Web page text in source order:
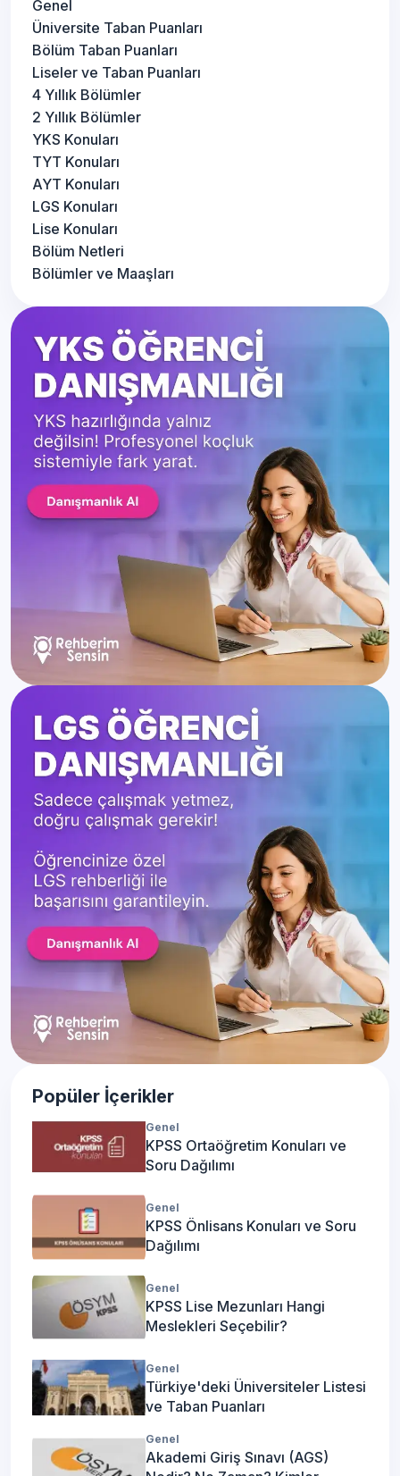
Çim Alan Tesisi ve Yönetimi (2
Yıllık)
Çini Sanatı ve Tasarımı (2 Yıllık)
Çocuk Gelişimi (2 Yıllık)
Çocuk Koruma ve Bakım
Çok Boyutlu Modelleme ve
Animasyon (2 Yıllık)
Deniz Brokerliği (2 Yıllık)
Deniz Ulaştırma ve İşletme (2
Yıllık)
Detaya Git
Deniz ve Liman İşletmeciliği (2
Detaya Git
Deri Teknolojisi (2 Yıllık) Detaya Git
Dezenfeksiyon, Sterilizasyon
Dış Ticaret (2 Yıllık) Detaya Git
Dijital Fabrika Teknolojileri (2
Yıllık)
Diş Protez Teknolojisi (2 Yıllık) Detaya Git
Detaya Git
Doğal Yapı Taşları Teknolojisi
(2 Yıllık)
Detaya Git
Doğalgaz ve Tesisatı
Döküm (2 Yıllık)
Eczane Hizmetleri (2 Yıllık)
Elektrik (2 Yıllık)
Elektrik Enerjisi Üretim, İletim ve
Dağıtımı (2 Yıllık)
Elektrikli Cihaz Teknolojisi (2
Elektronik Haberleşme
Teknolojisi (2 Yıllık)
Elektronik Teknolojisi (2 Yıllık) Detaya Git
Genel
Üniversite Taban Puanları
Bölüm Taban Puanları
Liseler ve Taban Puanları
4 Yıllık Bölümler
2 Yıllık Bölümler
YKS Konuları
TYT Konuları
AYT Konuları
LGS Konuları
Lise Konuları
Bölüm Netleri
Bölümler ve Maaşları
Popüler İçerikler
Genel
KPSS Ortaöğretim Konuları ve
Soru Dağılımı
Genel
KPSS Önlisans Konuları ve Soru
Dağılımı
Genel
KPSS Lise Mezunları Hangi
Meslekleri Seçebilir?
Genel
Türkiye'deki Üniversiteler Listesi
ve Taban Puanları
Genel
Akademi Giriş Sınavı (AGS)